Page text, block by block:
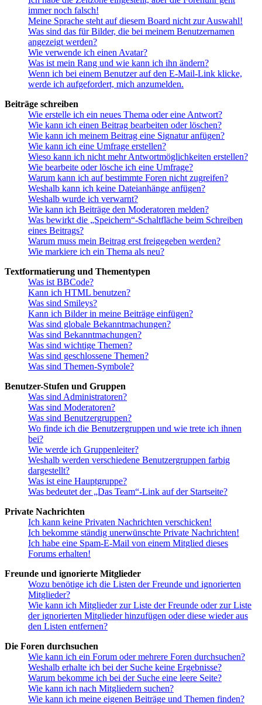
immer noch falsch!
Meine Sprache steht auf diesem Board nicht zur Auswahl!
Was sind das für Bilder, die bei meinem Benutzernamen
angezeigt werden?
Wie verwende ich einen Avatar?
Was ist mein Rang und wie kann ich ihn ändern?
Wenn ich bei einem Benutzer auf den E-Mail-Link klicke,
werde ich aufgefordert, mich anzumelden.
Beiträge schreiben
Wie erstelle ich ein neues Thema oder eine Antwort?
Wie kann ich einen Beitrag bearbeiten oder löschen?
Wie kann ich meinem Beitrag eine Signatur anfügen?
Wie kann ich eine Umfrage erstellen?
Wieso kann ich nicht mehr Antwortmöglichkeiten erstellen?
Wie bearbeite oder lösche ich eine Umfrage?
Warum kann ich auf bestimmte Foren nicht zugreifen?
Weshalb kann ich keine Dateianhänge anfügen?
Weshalb wurde ich verwarnt?
Wie kann ich Beiträge den Moderatoren melden?
Was bewirkt die „Speichern“-Schaltfläche beim Schreiben
eines Beitrags?
Warum muss mein Beitrag erst freigegeben werden?
Wie markiere ich ein Thema als neu?
Textformatierung und Thementypen
Was ist BBCode?
Kann ich HTML benutzen?
Was sind Smileys?
Kann ich Bilder in meine Beiträge einfügen?
Was sind globale Bekanntmachungen?
Was sind Bekanntmachungen?
Was sind wichtige Themen?
Was sind geschlossene Themen?
Was sind Themen-Symbole?
Benutzer-Stufen und Gruppen
Was sind Administratoren?
Was sind Moderatoren?
Was sind Benutzergruppen?
Wo finde ich die Benutzergruppen und wie trete ich ihnen
bei?
Wie werde ich Gruppenleiter?
Weshalb werden verschiedene Benutzergruppen farbig
dargestellt?
Was ist eine Hauptgruppe?
Was bedeutet der „Das Team“-Link auf der Startseite?
Private Nachrichten
Ich kann keine Privaten Nachrichten verschicken!
Ich bekomme ständig unerwünschte Private Nachrichten!
Ich habe eine Spam-E-Mail von einem Mitglied dieses
Forums erhalten!
Freunde und ignorierte Mitglieder
Wozu benötige ich die Listen der Freunde und ignorierten
Mitglieder?
Wie kann ich Mitglieder zur Liste der Freunde oder zur Liste
der ignorierten Mitglieder hinzufügen oder diese wieder aus
den Listen entfernen?
Die Foren durchsuchen
Wie kann ich ein Forum oder mehrere Foren durchsuchen?
Weshalb erhalte ich bei der Suche keine Ergebnisse?
Warum bekomme ich bei der Suche eine leere Seite?
Wie kann ich nach Mitgliedern suchen?
Wie kann ich meine eigenen Beiträge und Themen finden?